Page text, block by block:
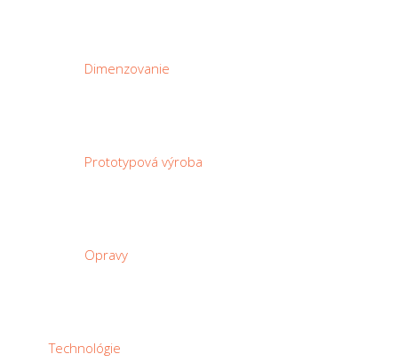
Dimenzovanie
Prototypová výroba
Opravy
Technológie